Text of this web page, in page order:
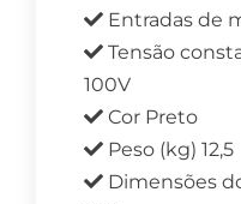
Entradas de
Tensão
100V
Cor Preto
Peso (kg) 12,5
Dimensões